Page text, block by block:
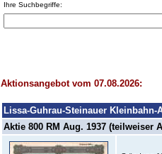
Ihre Suchbegriffe:
Aktionsangebot vom 07.08.2026:
Lissa-Guhrau-Steinauer Kleinbahn-
Aktie 800 RM Aug. 1937 (teilweiser